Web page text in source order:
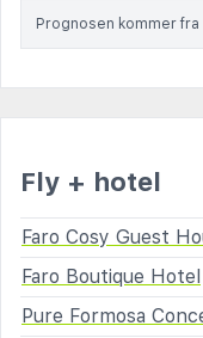
Prognosen kommer fra
Fly + hotel
Faro Cosy Guest
Faro Boutique Hotel